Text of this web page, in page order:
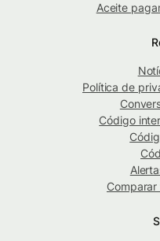
Aceite
Política de
Código